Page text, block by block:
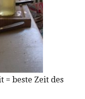
beste Zeit des